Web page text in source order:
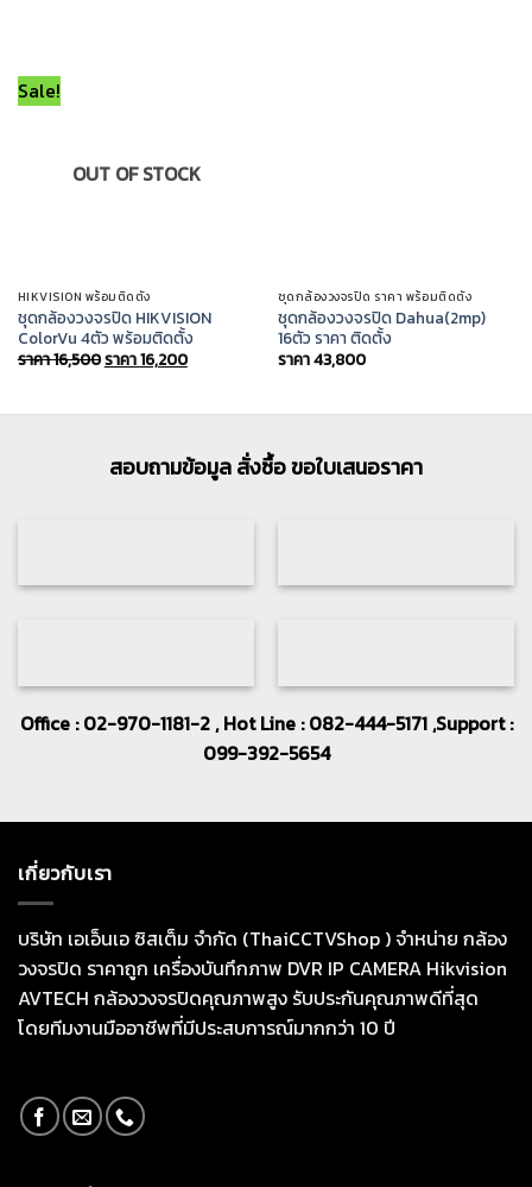
Sale!
OUT OF STOCK
HIKVISION พร้อมติดตั้ง
ชุดกล้องวงจรปิด HIKVISION
ColorVu 4ตัว พร้อมติดตั้ง
ราคา16,500Original
price
16,500.
ราคา16,200Current
price
16,200.
ชุดกล้องวงจรปิด ราคา พร้อมติดตั้ง
ชุดกล้องวงจรปิด Dahua(2mp)
16ตัว ราคา ติดตั้ง
ราคา43,800
สอบถามข้อมูล สั่งซื้อ ขอใบเสนอราคา
Office : 02-970-1181-2 , Hot Line : 082-444-5171 ,Support :
099-392-5654
เกี่ยวกับเรา
บริษัท เอเอ็นเอ ซิสเต็ม จำกัด (ThaiCCTVShop ) จำหน่าย กล้อง
วงจรปิด ราคาถูก เครื่องบันทึกภาพ DVR IP CAMERA Hikvision
AVTECH กล้องวงจรปิดคุณภาพสูง รับประกันคุณภาพดีที่สุด
โดยทีมงานมืออาชีพที่มีประสบการณ์มากกว่า 10 ปี